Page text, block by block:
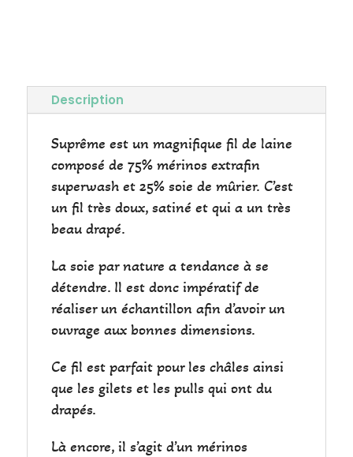
Description
Suprême est un magnifique fil de laine
composé de 75% mérinos extrafin
superwash et 25% soie de mûrier. C’est
un fil très doux, satiné et qui a un très
beau drapé.
La soie par nature a tendance à se
détendre. Il est donc impératif de
réaliser un échantillon afin d’avoir un
ouvrage aux bonnes dimensions.
Ce fil est parfait pour les châles ainsi
que les gilets et les pulls qui ont du
drapés.
Là encore, il s’agit d’un mérinos